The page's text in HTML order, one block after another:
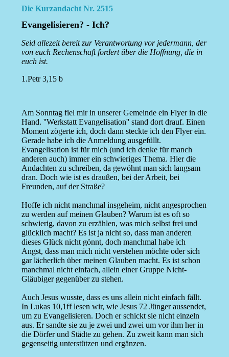
Die Kurzandacht Nr. 2515
Evangelisieren? - Ich?
Seid allezeit bereit zur Verantwortung vor jedermann, der
von euch Rechenschaft fordert über die Hoffnung, die in
euch ist.
1.Petr 3,15 b
Am Sonntag fiel mir in unserer Gemeinde ein Flyer in die
Hand. ''Werkstatt Evangelisation'' stand dort drauf. Einen
Moment zögerte ich, doch dann steckte ich den Flyer ein.
Gerade habe ich die Anmeldung ausgefüllt.
Evangelisation ist für mich (und ich denke für manch
anderen auch) immer ein schwieriges Thema. Hier die
Andachten zu schreiben, da gewöhnt man sich langsam
dran. Doch wie ist es draußen, bei der Arbeit, bei
Freunden, auf der Straße?
Hoffe ich nicht manchmal insgeheim, nicht angesprochen
zu werden auf meinen Glauben? Warum ist es oft so
schwierig, davon zu erzählen, was mich selbst frei und
glücklich macht? Es ist ja nicht so, dass man anderen
dieses Glück nicht gönnt, doch manchmal habe ich
Angst, dass man mich nicht verstehen möchte oder sich
gar lächerlich über meinen Glauben macht. Es ist schon
manchmal nicht einfach, allein einer Gruppe Nicht-
Gläubiger gegenüber zu stehen.
Auch Jesus wusste, dass es uns allein nicht einfach fällt.
In Lukas 10,1ff lesen wir, wie Jesus 72 Jünger aussendet,
um zu Evangelisieren. Doch er schickt sie nicht einzeln
aus. Er sandte sie zu je zwei und zwei um vor ihm her in
die Dörfer und Städte zu gehen. Zu zweit kann man sich
gegenseitig unterstützen und ergänzen.